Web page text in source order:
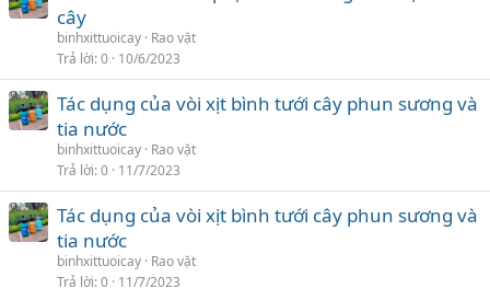
cây
binhxittuoicay Rao vặt
Trả lời 0 10/6/2023
Tác dụng của vòi xịt bình tưới cây phun sương và
tia nước
binhxittuoicay Rao vặt
Trả lời 0 11/7/2023
Tác dụng của vòi xịt bình tưới cây phun sương và
tia nước
binhxittuoicay Rao vặt
Trả lời 0 11/7/2023